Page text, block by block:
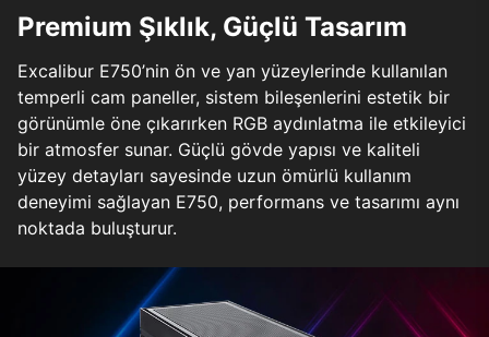
Premium Şıklık, Güçlü Tasarım
Excalibur E750’nin ön ve yan yüzeylerinde kullanılan
temperli cam paneller, sistem bileşenlerini estetik bir
görünümle öne çıkarırken RGB aydınlatma ile etkileyici
bir atmosfer sunar. Güçlü gövde yapısı ve kaliteli
yüzey detayları sayesinde uzun ömürlü kullanım
deneyimi sağlayan E750, performans ve tasarımı aynı
noktada buluşturur.